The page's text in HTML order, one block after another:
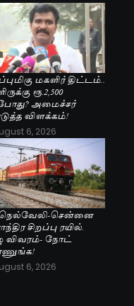
மகளிர் திட்டம்..
ரூ.2,500
அமைச்சர்
விளக்கம்!
6, 2026
சென்னை
சிறப்பு ரயில்.
விவரம்- நோட்
6, 2026